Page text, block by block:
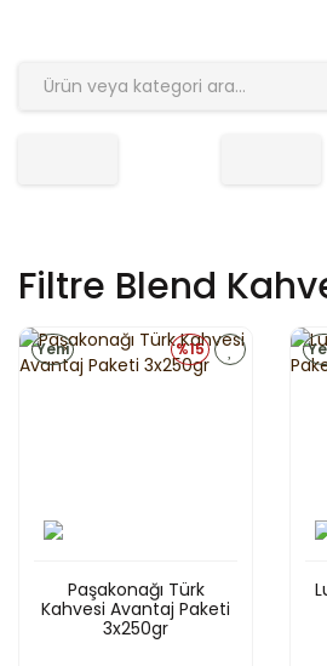
Filtre Blend
%15
Yeni
Paşakonağı Türk
Kahvesi Avantaj Paketi
3x250gr